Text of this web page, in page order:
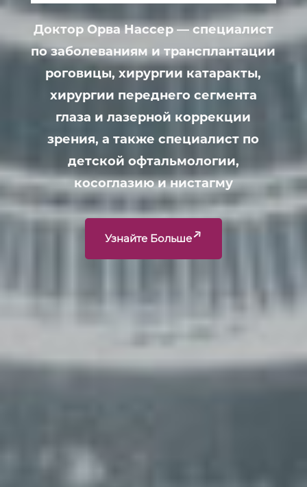
Доктор Орва Нассер — специалист
по заболеваниям и трансплантации
роговицы, хирургии катаракты,
хирургии переднего сегмента
глаза и лазерной коррекции
зрения, а также специалист по
детской офтальмологии,
косоглазию и нистагму
Узнайте Больше